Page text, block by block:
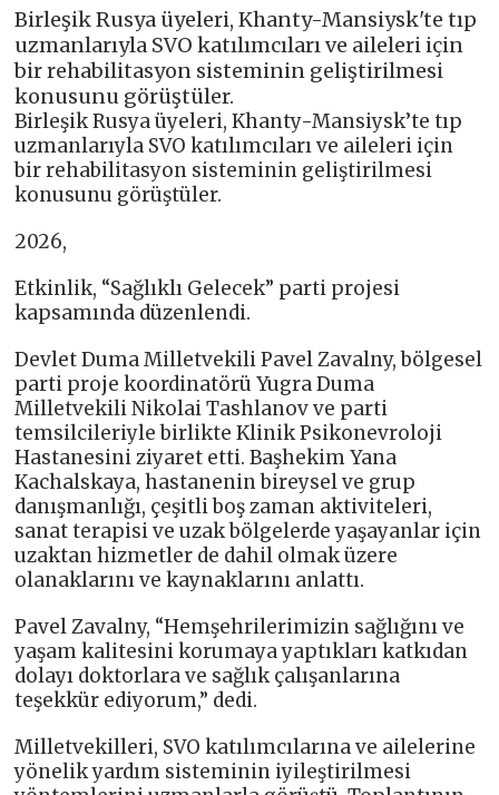
Birleşik Rusya üyeleri, Khanty-Mansiysk'te tıp
uzmanlarıyla SVO katılımcıları ve aileleri için
bir rehabilitasyon sisteminin geliştirilmesi
konusunu görüştüler.
Birleşik Rusya üyeleri, Khanty-Mansiysk’te tıp
uzmanlarıyla SVO katılımcıları ve aileleri için
bir rehabilitasyon sisteminin geliştirilmesi
konusunu görüştüler.
2026,
Etkinlik, “Sağlıklı Gelecek” parti projesi
kapsamında düzenlendi.
Devlet Duma Milletvekili Pavel Zavalny, bölgesel
parti proje koordinatörü Yugra Duma
Milletvekili Nikolai Tashlanov ve parti
temsilcileriyle birlikte Klinik Psikonevroloji
Hastanesini ziyaret etti. Başhekim Yana
Kachalskaya, hastanenin bireysel ve grup
danışmanlığı, çeşitli boş zaman aktiviteleri,
sanat terapisi ve uzak bölgelerde yaşayanlar için
uzaktan hizmetler de dahil olmak üzere
olanaklarını ve kaynaklarını anlattı.
Pavel Zavalny, “Hemşehrilerimizin sağlığını ve
yaşam kalitesini korumaya yaptıkları katkıdan
dolayı doktorlara ve sağlık çalışanlarına
teşekkür ediyorum,” dedi.
Milletvekilleri, SVO katılımcılarına ve ailelerine
yönelik yardım sisteminin iyileştirilmesi